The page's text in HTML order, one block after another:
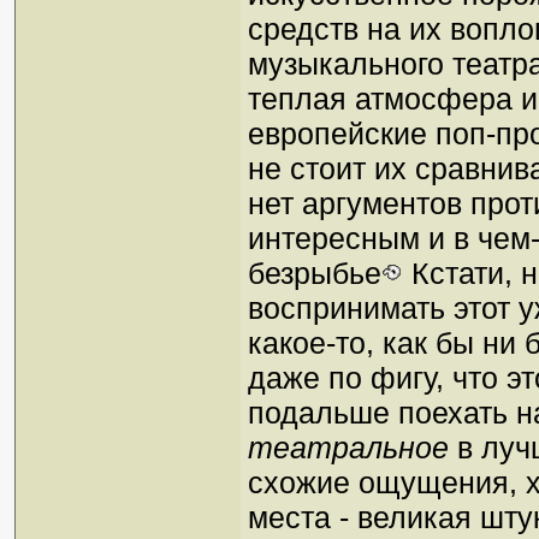
средств на их
музыкального
теплая атмосфера
европейские поп-
не стоит их
нет аргументов
интересным и в
безрыбье
Кстати,
воспринимать этот
какое-то, как бы ни
даже по фигу, что
подальше поехать
театральное в
схожие ощущения,
места - великая